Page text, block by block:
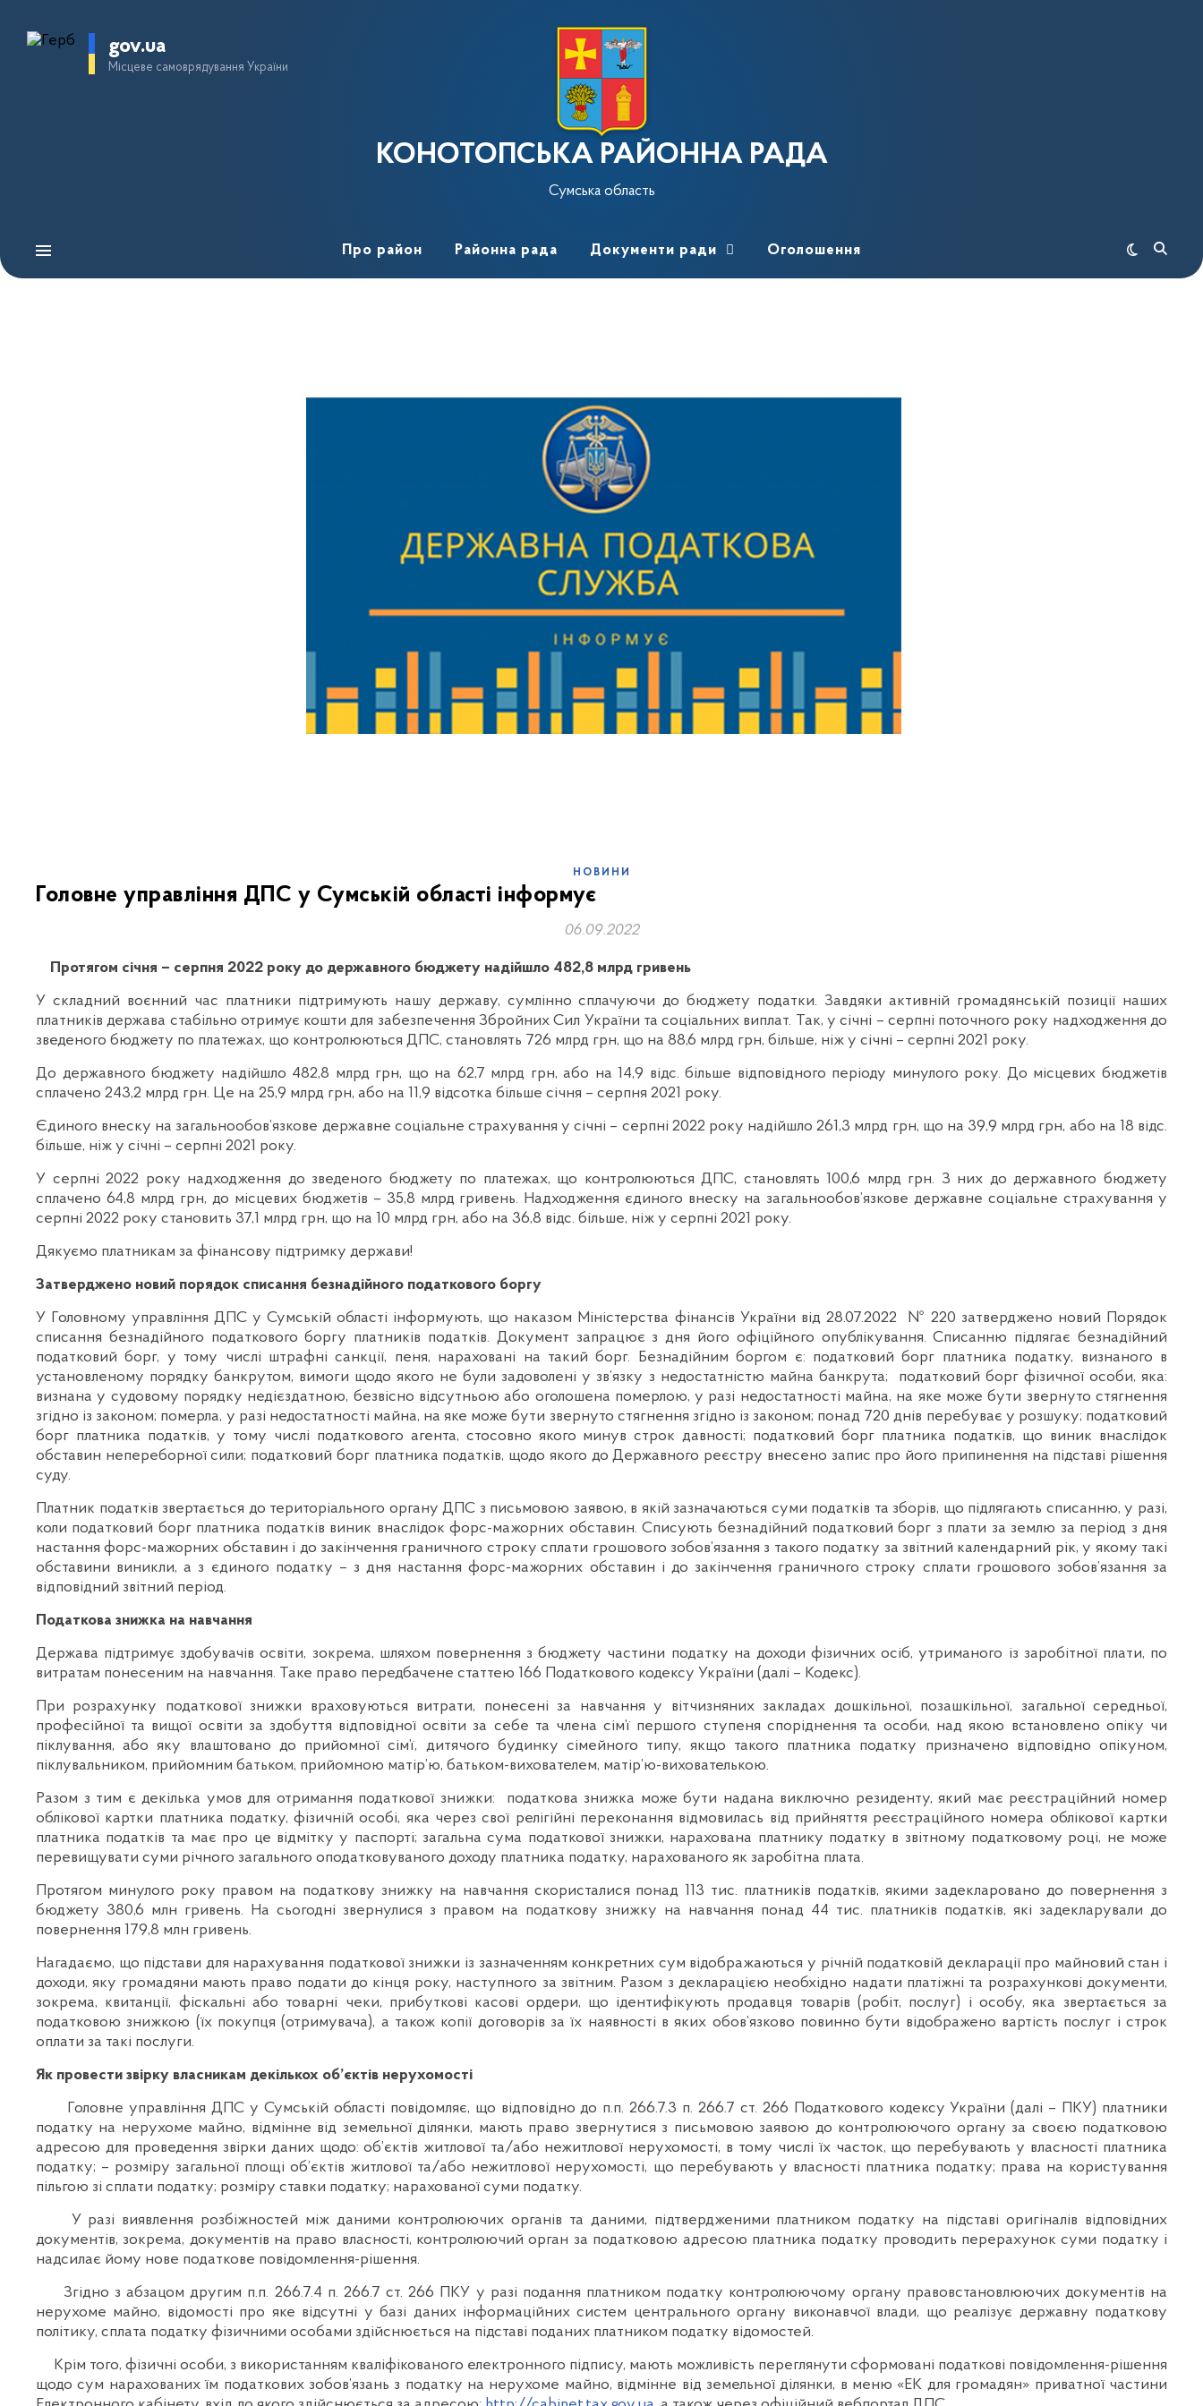
gov.ua
Місцеве самоврядування України
КОНОТОПСЬКА РАЙОННА РАДА
Сумська область
Про район Районна рада Документи ради Оголошення
НОВИНИ
Головне управління ДПС у Сумській області інформує
06.09.2022
Протягом січня – серпня 2022 року до державного бюджету надійшло 482,8 млрд гривень
У складний воєнний час платники підтримують нашу державу, сумлінно сплачуючи до бюджету податки. Завдяки активній громадянській позиції наших
платників держава стабільно отримує кошти для забезпечення Збройних Сил України та соціальних виплат. Так, у січні – серпні поточного року надходження до
зведеного бюджету по платежах, що контролюються ДПС, становлять 726 млрд грн, що на 88,6 млрд грн, більше, ніж у січні – серпні 2021 року.
До державного бюджету надійшло 482,8 млрд грн, що на 62,7 млрд грн, або на 14,9 відс. більше відповідного періоду минулого року. До місцевих бюджетів
сплачено 243,2 млрд грн. Це на 25,9 млрд грн, або на 11,9 відсотка більше січня – серпня 2021 року.
Єдиного внеску на загальнообов’язкове державне соціальне страхування у січні – серпні 2022 року надійшло 261,3 млрд грн, що на 39,9 млрд грн, або на 18 відс.
більше, ніж у січні – серпні 2021 року.
У серпні 2022 року надходження до зведеного бюджету по платежах, що контролюються ДПС, становлять 100,6 млрд грн. З них до державного бюджету
сплачено 64,8 млрд грн, до місцевих бюджетів – 35,8 млрд гривень. Надходження єдиного внеску на загальнообов’язкове державне соціальне страхування у
серпні 2022 року становить 37,1 млрд грн, що на 10 млрд грн, або на 36,8 відс. більше, ніж у серпні 2021 року.
Дякуємо платникам за фінансову підтримку держави!
Затверджено новий порядок списання безнадійного податкового боргу
У Головному управління ДПС у Сумській області інформують, що наказом Міністерства фінансів України від 28.07.2022 № 220 затверджено новий Порядок
списання безнадійного податкового боргу платників податків. Документ запрацює з дня його офіційного опублікування. Списанню підлягає безнадійний
податковий борг, у тому числі штрафні санкції, пеня, нараховані на такий борг. Безнадійним боргом є: податковий борг платника податку, визнаного в
установленому порядку банкрутом, вимоги щодо якого не були задоволені у зв’язку з недостатністю майна банкрута; податковий борг фізичної особи, яка:
визнана у судовому порядку недієздатною, безвісно відсутньою або оголошена померлою, у разі недостатності майна, на яке може бути звернуто стягнення
згідно із законом; померла, у разі недостатності майна, на яке може бути звернуто стягнення згідно із законом; понад 720 днів перебуває у розшуку; податковий
борг платника податків, у тому числі податкового агента, стосовно якого минув строк давності; податковий борг платника податків, що виник внаслідок
обставин непереборної сили; податковий борг платника податків, щодо якого до Державного реєстру внесено запис про його припинення на підставі рішення
суду.
Платник податків звертається до територіального органу ДПС з письмовою заявою, в якій зазначаються суми податків та зборів, що підлягають списанню, у разі,
коли податковий борг платника податків виник внаслідок форс-мажорних обставин. Списують безнадійний податковий борг з плати за землю за період з дня
настання форс-мажорних обставин і до закінчення граничного строку сплати грошового зобов’язання з такого податку за звітний календарний рік, у якому такі
обставини виникли, а з єдиного податку – з дня настання форс-мажорних обставин і до закінчення граничного строку сплати грошового зобов’язання за
відповідний звітний період.
Податкова знижка на навчання
Держава підтримує здобувачів освіти, зокрема, шляхом повернення з бюджету частини податку на доходи фізичних осіб, утриманого із заробітної плати, по
витратам понесеним на навчання. Таке право передбачене статтею 166 Податкового кодексу України (далі – Кодекс).
При розрахунку податкової знижки враховуються витрати, понесені за навчання у вітчизняних закладах дошкільної, позашкільної, загальної середньої,
професійної та вищої освіти за здобуття відповідної освіти за себе та члена сім’ї першого ступеня споріднення та особи, над якою встановлено опіку чи
піклування, або яку влаштовано до прийомної сім’ї, дитячого будинку сімейного типу, якщо такого платника податку призначено відповідно опікуном,
піклувальником, прийомним батьком, прийомною матір’ю, батьком-вихователем, матір’ю-вихователькою.
Разом з тим є декілька умов для отримання податкової знижки: податкова знижка може бути надана виключно резиденту, який має реєстраційний номер
облікової картки платника податку, фізичній особі, яка через свої релігійні переконання відмовилась від прийняття реєстраційного номера облікової картки
платника податків та має про це відмітку у паспорті; загальна сума податкової знижки, нарахована платнику податку в звітному податковому році, не може
перевищувати суми річного загального оподатковуваного доходу платника податку, нарахованого як заробітна плата.
Протягом минулого року правом на податкову знижку на навчання скористалися понад 113 тис. платників податків, якими задекларовано до повернення з
бюджету 380,6 млн гривень. На сьогодні звернулися з правом на податкову знижку на навчання понад 44 тис. платників податків, які задекларували до
повернення 179,8 млн гривень.
Нагадаємо, що підстави для нарахування податкової знижки із зазначенням конкретних сум відображаються у річній податковій декларації про майновий стан і
доходи, яку громадяни мають право подати до кінця року, наступного за звітним. Разом з декларацією необхідно надати платіжні та розрахункові документи,
зокрема, квитанції, фіскальні або товарні чеки, прибуткові касові ордери, що ідентифікують продавця товарів (робіт, послуг) і особу, яка звертається за
податковою знижкою (їх покупця (отримувача), а також копії договорів за їх наявності в яких обов’язково повинно бути відображено вартість послуг і строк
оплати за такі послуги.
Як провести звірку власникам декількох об’єктів нерухомості
Головне управління ДПС у Сумській області повідомляє, що відповідно до п.п. 266.7.3 п. 266.7 ст. 266 Податкового кодексу України (далі – ПКУ) платники
податку на нерухоме майно, відмінне від земельної ділянки, мають право звернутися з письмовою заявою до контролюючого органу за своєю податковою
адресою для проведення звірки даних щодо: об’єктів житлової та/або нежитлової нерухомості, в тому числі їх часток, що перебувають у власності платника
податку; – розміру загальної площі об’єктів житлової та/або нежитлової нерухомості, що перебувають у власності платника податку; права на користування
пільгою зі сплати податку; розміру ставки податку; нарахованої суми податку.
У разі виявлення розбіжностей між даними контролюючих органів та даними, підтвердженими платником податку на підставі оригіналів відповідних
документів, зокрема, документів на право власності, контролюючий орган за податковою адресою платника податку проводить перерахунок суми податку і
надсилає йому нове податкове повідомлення-рішення.
Згідно з абзацом другим п.п. 266.7.4 п. 266.7 ст. 266 ПКУ у разі подання платником податку контролюючому органу правовстановлюючих документів на
нерухоме майно, відомості про яке відсутні у базі даних інформаційних систем центрального органу виконавчої влади, що реалізує державну податкову
політику, сплата податку фізичними особами здійснюється на підставі поданих платником податку відомостей.
Крім того, фізичні особи, з використанням кваліфікованого електронного підпису, мають можливість переглянути сформовані податкові повідомлення-рішення
щодо сум нарахованих їм податкових зобов’язань з податку на нерухоме майно, відмінне від земельної ділянки, в меню «ЕК для громадян» приватної частини